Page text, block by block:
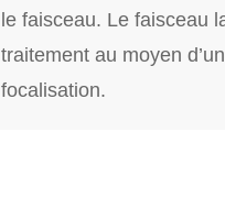
le faisceau. Le faisceau
traitement au moyen
focalisation.